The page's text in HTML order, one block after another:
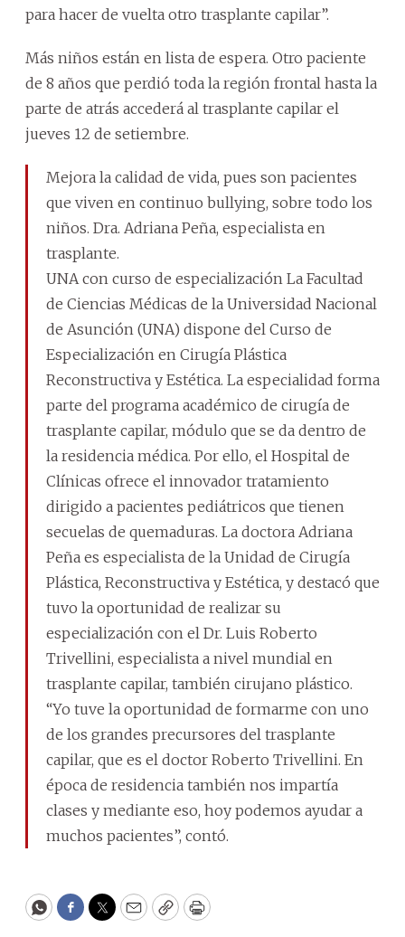
para hacer de vuelta otro trasplante capilar”.
Más niños están en lista de espera. Otro paciente
de 8 años que perdió toda la región frontal hasta la
parte de atrás accederá al trasplante capilar el
jueves 12 de setiembre.
Mejora la calidad de vida, pues son pacientes
que viven en continuo bullying, sobre todo los
niños. Dra. Adriana Peña, especialista en
trasplante.
UNA con curso de especialización La Facultad
de Ciencias Médicas de la Universidad Nacional
de Asunción (UNA) dispone del Curso de
Especialización en Cirugía Plástica
Reconstructiva y Estética. La especialidad forma
parte del programa académico de cirugía de
trasplante capilar, módulo que se da dentro de
la residencia médica. Por ello, el Hospital de
Clínicas ofrece el innovador tratamiento
dirigido a pacientes pediátricos que tienen
secuelas de quemaduras. La doctora Adriana
Peña es especialista de la Unidad de Cirugía
Plástica, Reconstructiva y Estética, y destacó que
tuvo la oportunidad de realizar su
especialización con el Dr. Luis Roberto
Trivellini, especialista a nivel mundial en
trasplante capilar, también cirujano plástico.
“Yo tuve la oportunidad de formarme con uno
de los grandes precursores del trasplante
capilar, que es el doctor Roberto Trivellini. En
época de residencia también nos impartía
clases y mediante eso, hoy podemos ayudar a
muchos pacientes”, contó.
WhatsApp
Facebook
Twitter
EmailCopyPrint